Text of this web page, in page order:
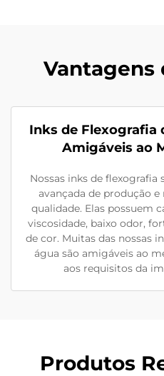
Vantagens
Inks de Flexografia
Amigáveis ao
Nossas inks de
avançada de produção
qualidade. Elas possuem
viscosidade, baixo odor,
de cor. Muitas das nossas
água são amigáveis ao
aos requisitos da
Produtos